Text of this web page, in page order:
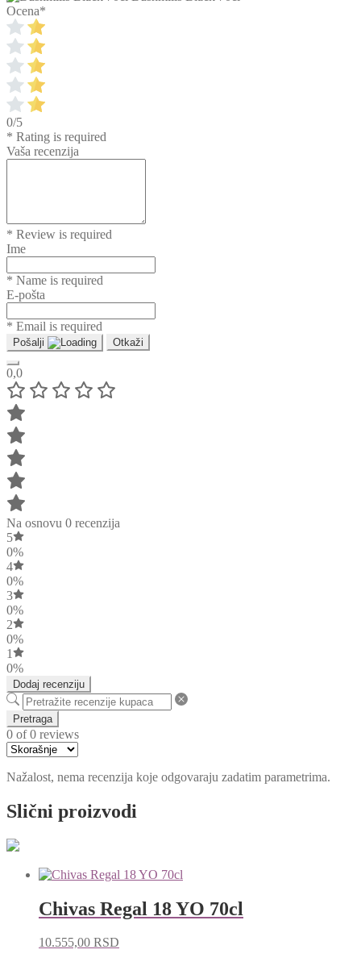
Ocena*
0/5
* Rating is required
Vaša recenzija
* Review is required
Ime
* Name is required
E-pošta
* Email is required
Pošalji Otkaži
0,0
Na osnovu 0 recenzija
5
0%
4
0%
3
0%
2
0%
1
0%
Dodaj recenziju
Pretraga
0 of 0 reviews
Nažalost, nema recenzija koje odgovaraju zadatim parametrima.
Slični proizvodi
Chivas Regal 18 YO 70cl
10.555,00 RSD